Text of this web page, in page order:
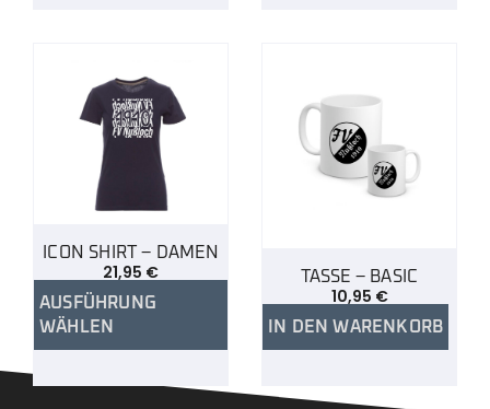
ICON SHIRT – DAMEN
21,95 €
AUSFÜHRUNG
WÄHLEN
TASSE – BASIC
10,95 €
IN DEN WARENKORB